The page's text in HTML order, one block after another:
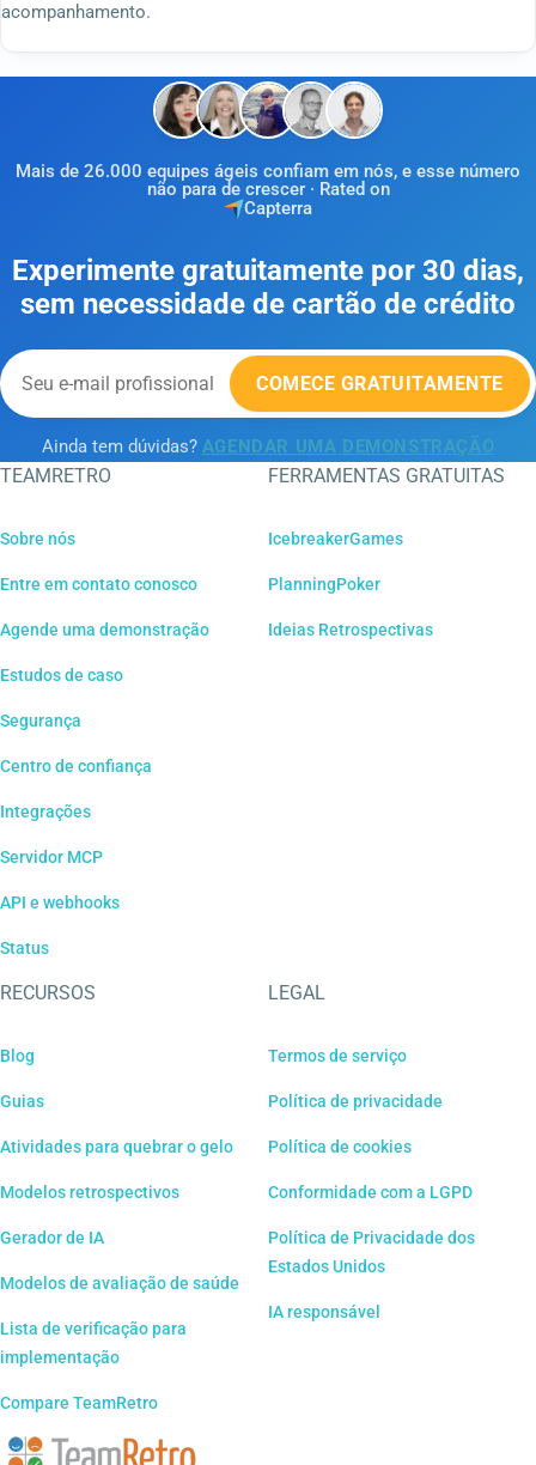
acompanhamento.
Mais de 26.000 equipes ágeis confiam em nós, e esse número
não para de crescer · Rated on
Capterra
Experimente gratuitamente por 30 dias,
sem necessidade de cartão de crédito
COMECE GRATUITAMENTE
Ainda tem dúvidas? AGENDAR UMA DEMONSTRAÇÃO
TEAMRETRO
Sobre nós
Entre em contato conosco
Agende uma demonstração
Estudos de caso
Segurança
Centro de confiança
Integrações
Servidor MCP
API e webhooks
Status
FERRAMENTAS GRATUITAS
IcebreakerGames
PlanningPoker
Ideias Retrospectivas
RECURSOS
Blog
Guias
Atividades para quebrar o gelo
Modelos retrospectivos
Gerador de IA
Modelos de avaliação de saúde
Lista de verificação para
implementação
Compare TeamRetro
LEGAL
Termos de serviço
Política de privacidade
Política de cookies
Conformidade com a LGPD
Política de Privacidade dos
Estados Unidos
IA responsável